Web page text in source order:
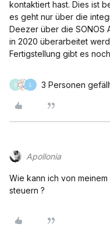
kontaktiert hast. Dies ist
es geht nur über die
Deezer über die SONOS
in 2020 überarbeitet
Fertigstellung gibt es
E 3 Personen
Apollonia
Wie kann ich von
steuern ?